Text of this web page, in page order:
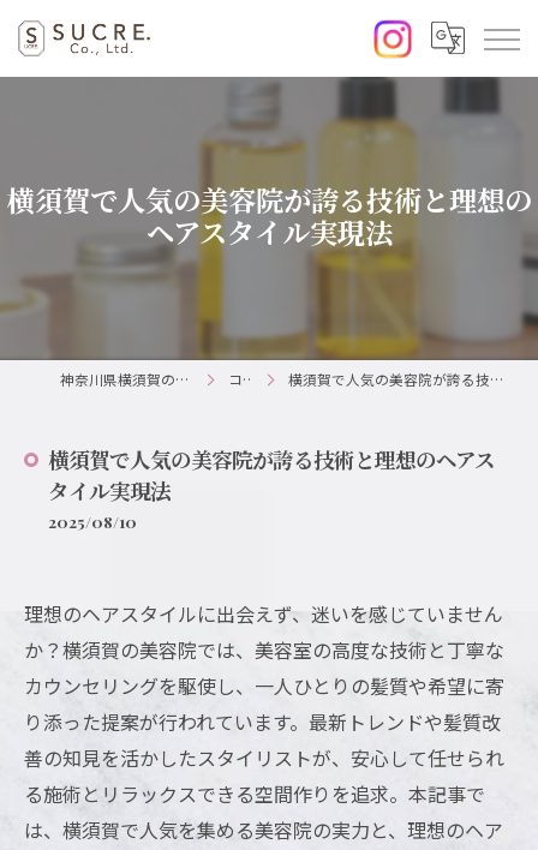
横須賀で人気の美容院が誇る技術と理想の
ヘアスタイル実現法
神奈川県横須賀の美容室ならSUCRE. コラム 横須賀で人気の美容院が誇る技術と理想のヘアスタイル実現法
横須賀で人気の美容院が誇る技術と理想のヘアス
タイル実現法
2025/08/10
理想のヘアスタイルに出会えず、迷いを感じていません
か？横須賀の美容院では、美容室の高度な技術と丁寧な
カウンセリングを駆使し、一人ひとりの髪質や希望に寄
り添った提案が行われています。最新トレンドや髪質改
善の知見を活かしたスタイリストが、安心して任せられ
る施術とリラックスできる空間作りを追求。本記事で
は、横須賀で人気を集める美容院の実力と、理想のヘア